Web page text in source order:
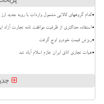
کدام گروههای کالایی مشمول واردات با رویه جدید
استفاده حداکثری از ظرفیت موافقت نامه تجارت آزاد
ریزش قیمت خودرو اوج گرفت
هیات تجاری اتاق ایران عازم اسلام آباد شد